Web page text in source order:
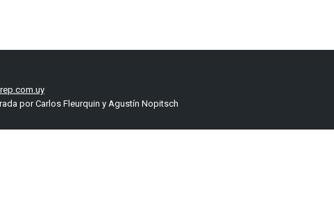
por Carlos Fleurquin y Agustín Nopitsch